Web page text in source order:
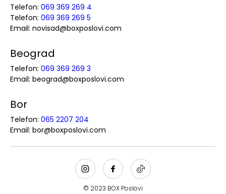
Telefon: 069 369 269 4
Telefon: 069 369 269 5
Email: novisad@boxposlovi.com
Beograd
Telefon: 069 369 269 3
Email: beograd@boxposlovi.com
Bor
Telefon: 065 2207 204
Email: bor@boxposlovi.com
© 2023 BOX Poslovi